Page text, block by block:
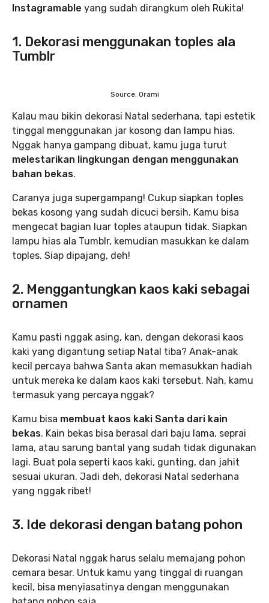
Instagramable yang sudah dirangkum oleh Rukita!
1. Dekorasi menggunakan toples ala
Tumblr
Source: Orami
Kalau mau bikin dekorasi Natal sederhana, tapi estetik
tinggal menggunakan jar kosong dan lampu hias.
Nggak hanya gampang dibuat, kamu juga turut
melestarikan lingkungan dengan menggunakan
bahan bekas.
Caranya juga supergampang! Cukup siapkan toples
bekas kosong yang sudah dicuci bersih. Kamu bisa
mengecat bagian luar toples ataupun tidak. Siapkan
lampu hias ala Tumblr, kemudian masukkan ke dalam
toples. Siap dipajang, deh!
2. Menggantungkan kaos kaki sebagai
ornamen
Kamu pasti nggak asing, kan, dengan dekorasi kaos
kaki yang digantung setiap Natal tiba? Anak-anak
kecil percaya bahwa Santa akan memasukkan hadiah
untuk mereka ke dalam kaos kaki tersebut. Nah, kamu
termasuk yang percaya nggak?
Kamu bisa membuat kaos kaki Santa dari kain
bekas. Kain bekas bisa berasal dari baju lama, seprai
lama, atau sarung bantal yang sudah tidak digunakan
lagi. Buat pola seperti kaos kaki, gunting, dan jahit
sesuai ukuran. Jadi deh, dekorasi Natal sederhana
yang nggak ribet!
3. Ide dekorasi dengan batang pohon
Dekorasi Natal nggak harus selalu memajang pohon
cemara besar. Untuk kamu yang tinggal di ruangan
kecil, bisa menyiasatinya dengan menggunakan